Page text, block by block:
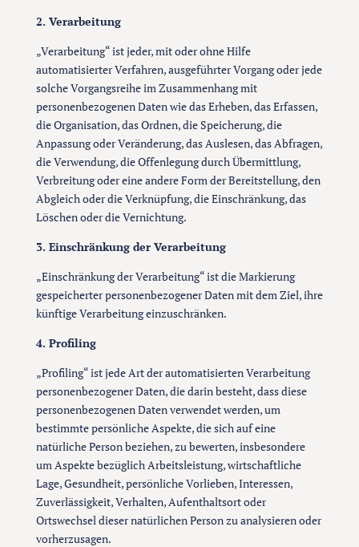
2. Verarbeitung
„Verarbeitung“ ist jeder, mit oder ohne Hilfe
automatisierter Verfahren, ausgeführter Vorgang oder jede
solche Vorgangsreihe im Zusammenhang mit
personenbezogenen Daten wie das Erheben, das Erfassen,
die Organisation, das Ordnen, die Speicherung, die
Anpassung oder Veränderung, das Auslesen, das Abfragen,
die Verwendung, die Offenlegung durch Übermittlung,
Verbreitung oder eine andere Form der Bereitstellung, den
Abgleich oder die Verknüpfung, die Einschränkung, das
Löschen oder die Vernichtung.
3. Einschränkung der Verarbeitung
„Einschränkung der Verarbeitung“ ist die Markierung
gespeicherter personenbezogener Daten mit dem Ziel, ihre
künftige Verarbeitung einzuschränken.
4. Profiling
„Profiling“ ist jede Art der automatisierten Verarbeitung
personenbezogener Daten, die darin besteht, dass diese
personenbezogenen Daten verwendet werden, um
bestimmte persönliche Aspekte, die sich auf eine
natürliche Person beziehen, zu bewerten, insbesondere
um Aspekte bezüglich Arbeitsleistung, wirtschaftliche
Lage, Gesundheit, persönliche Vorlieben, Interessen,
Zuverlässigkeit, Verhalten, Aufenthaltsort oder
Ortswechsel dieser natürlichen Person zu analysieren oder
vorherzusagen.